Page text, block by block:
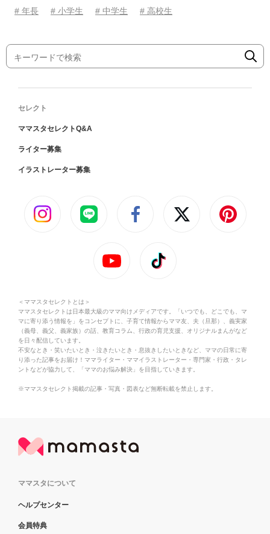
# 年長
# 小学生 # 中学生 # 高校生
セレクト
ママスタセレクトQ&A
ライター募集
イラストレーター募集
＜ママスタセレクトとは＞
ママスタセレクトは日本最大級のママ向けメディアです。「いつでも、どこでも、マ
マに寄り添う情報を」をコンセプトに、子育て情報からママ友、夫（旦那）、義実家
（義母、義父、義家族）の話、教育コラム、行政の育児支援、オリジナルまんがなど
を日々配信しています。
不安なとき・笑いたいとき・泣きたいとき・息抜きしたいときなど、ママの日常に寄
り添った記事をお届け！ママライター・ママイラストレーター・専門家・行政・タレ
ントなどが協力して、「ママのお悩み解決」を目指していきます。
※ママスタセレクト掲載の記事・写真・図表など無断転載を禁止します。
ママスタについて
ヘルプセンター
会員特典